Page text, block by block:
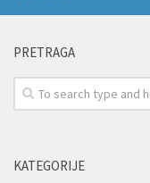
PRETRAGA
KATEGORIJE